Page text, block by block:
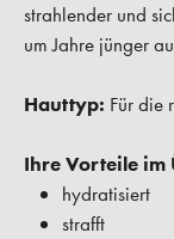
strahlender und
um Jahre jünger
Hauttyp: Für die
Ihre Vorteile im
hydratisiert
strafft